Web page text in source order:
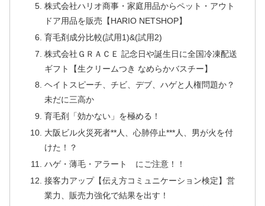
株式会社ハリオ商事・家庭用品からペット・アウト
ドア用品を販売【HARIO NETSHOP】
育毛剤成分比較(試用1)&(試用2)
株式会社ＧＲＡＣＥ 記念日や誕生日に全国冷凍配送
ギフト【生クリームつき なめらかバスチー】
ヘイトスピーチ、チビ、デブ、ハゲと人権問題か？
未だに三高か
育毛剤「効かない」を極める！
大阪ビル火災死者**人、心肺停止***人、男が火を付
けた！？
ハゲ・薄毛・アラート にご注意！！
接客力アップ【伝え方コミュニケーション検定】営
業力、販売力強化で結果を出す！